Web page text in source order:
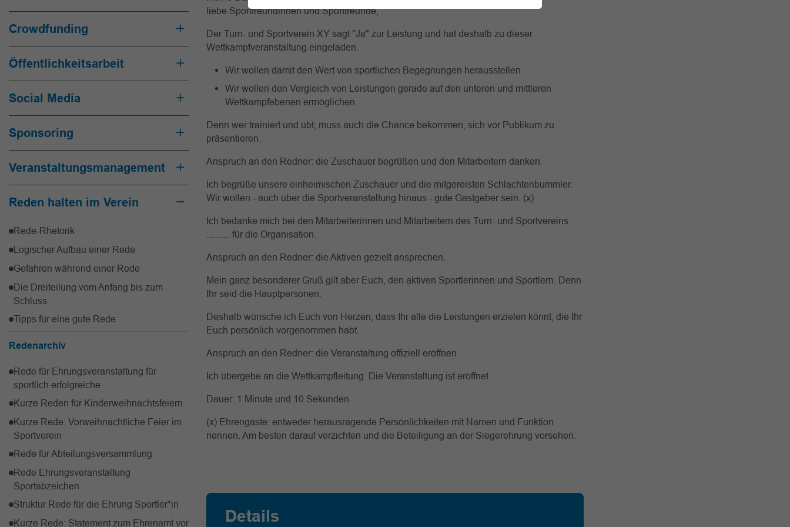
Crowdfunding
Öffentlichkeitsarbeit
Social Media
Sponsoring
Veranstaltungsmanagement
Reden halten im Verein
Rede-Rhetorik
Logischer Aufbau einer Rede
Gefahren während einer Rede
Die Dreiteilung vom Anfang bis zum
Schluss
Tipps für eine gute Rede
Redenarchiv
Rede für Ehrungsveranstaltung für
sportlich erfolgreiche
Kurze Reden für Kinderweihnachtsfeiern
Kurze Rede: Vorweihnachtliche Feier im
Sportverein
Rede für Abteilungsversammlung
Rede Ehrungsveranstaltung
Sportabzeichen
Struktur Rede für die Ehrung Sportler*in
Kurze Rede: Statement zum Ehrenamt vor
liebe Sportfreundinnen und Sportfreunde,
Der Turn- und Sportverein XY sagt "Ja" zur Leistung und hat deshalb zu dieser
Wettkampfveranstaltung eingeladen.
Wir wollen damit den Wert von sportlichen Begegnungen herausstellen.
Wir wollen den Vergleich von Leistungen gerade auf den unteren und mittleren
Wettkampfebenen ermöglichen.
Denn wer trainiert und übt, muss auch die Chance bekommen, sich vor Publikum zu
präsentieren.
Anspruch an den Redner: die Zuschauer begrüßen und den Mitarbeitern danken.
Ich begrüße unsere einheimischen Zuschauer und die mitgereisten Schlachtenbummler.
Wir wollen - auch über die Sportveranstaltung hinaus - gute Gastgeber sein. (x)
Ich bedanke mich bei den Mitarbeiterinnen und Mitarbeitern des Turn- und Sportvereins
.......... für die Organisation.
Anspruch an den Redner: die Aktiven gezielt ansprechen.
Mein ganz besonderer Gruß gilt aber Euch, den aktiven Sportlerinnen und Sportlern. Denn
Ihr seid die Hauptpersonen.
Deshalb wünsche ich Euch von Herzen, dass Ihr alle die Leistungen erzielen könnt, die Ihr
Euch persönlich vorgenommen habt.
Anspruch an den Redner: die Veranstaltung offiziell eröffnen.
Ich übergebe an die Wettkampfleitung. Die Veranstaltung ist eröffnet.
Dauer: 1 Minute und 10 Sekunden
(x) Ehrengäste: entweder herausragende Persönlichkeiten mit Namen und Funktion
nennen. Am besten darauf verzichten und die Beteiligung an der Siegerehrung vorsehen.
Details